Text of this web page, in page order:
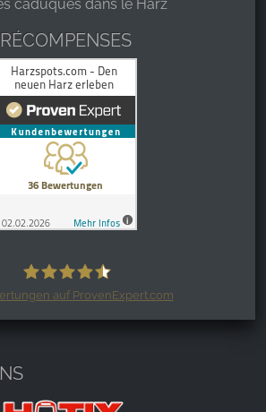
caduques dans le Harz
RÉCOMPENSES
Harzspots.com - Den neuen Harz
auf ProvenExpert.com